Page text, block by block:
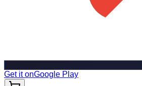
Get it onGoogle Play